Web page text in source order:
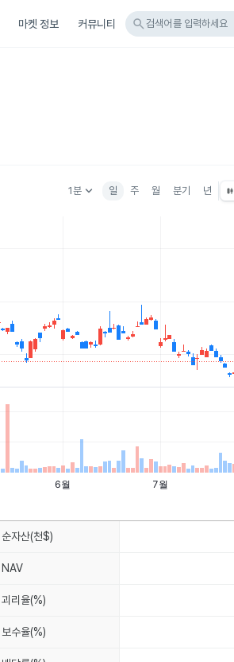
마켓 정보 커뮤니티 search 검색어를 입력하세요
1분keyboard_arrow_down 일 주 월 분기 년